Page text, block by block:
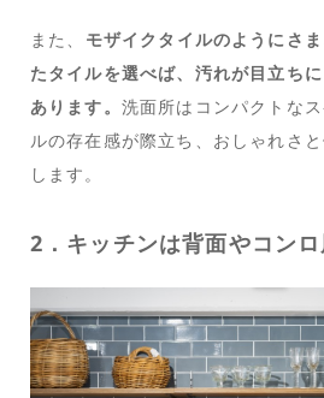
また、 モザイクタイルのようにさ
たタイルを選べば、汚れが目立ち
あります。 洗面所はコンパクトな
ルの存在感が際立ち、おしゃれさ
します。
2．キッチンは背面やコン